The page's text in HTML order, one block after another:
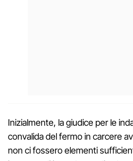
Inizialmente, la giudice per le
convalida del fermo in carcere
non ci fossero elementi